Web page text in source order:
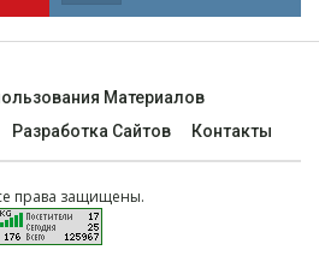
Материалов
Разработка Сайтов Контакты
права защищены.